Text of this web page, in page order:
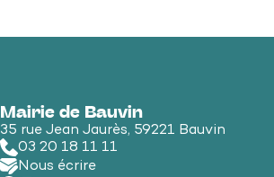
Mairie de Bauvin
35 rue Jean Jaurès, 59221 Bauvin
03 20 18 11 11
Nous écrire